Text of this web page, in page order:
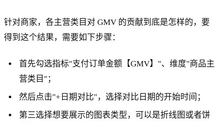
针对商家，各主营类目对 GMV 的贡献到底是怎样的，要
得到这个结果，需要如下步骤：
首先勾选指标"支付订单金额【GMV】"、维度"商品主
营类目"；
然后点击"+日期对比"，选择对比日期的开始时间；
第三选择想要展示的图表类型，可以是折线图或者饼